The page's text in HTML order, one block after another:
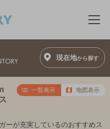
メ
現在地から探す
一覧表示 地図表示
ーが充実しているのおすすめス